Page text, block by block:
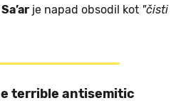
je napad obsodil kot "čisti
terrible antisemitic